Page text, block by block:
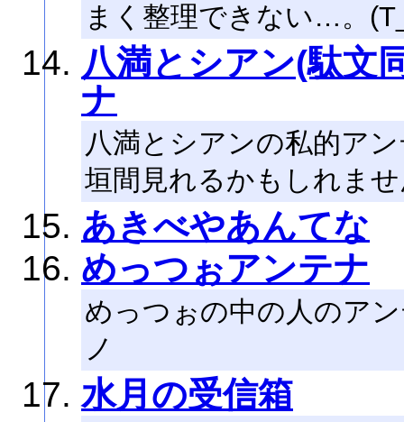
まく整理できない…。
八満とシアン(駄文
ナ
八満とシアンの私的ア
垣間見れるかもしれま
あきべやあんてな
めっつぉアンテナ
めっつぉの中の人のア
ノ
水月の受信箱